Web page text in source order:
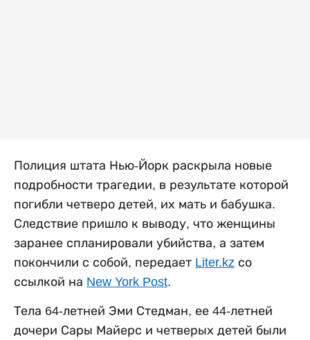
Полиция штата Нью-Йорк раскрыла новые
подробности трагедии, в результате которой
погибли четверо детей, их мать и бабушка.
Следствие пришло к выводу, что женщины
заранее спланировали убийства, а затем
покончили с собой, передает Liter.kz со
ссылкой на New York Post.
Тела 64-летней Эми Стедман, ее 44-летней
дочери Сары Майерс и четверых детей были